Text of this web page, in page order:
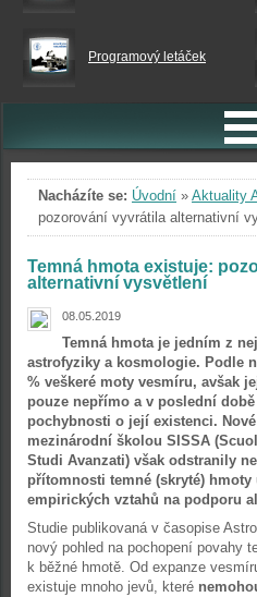
Programový letáček
Nacházíte se: Úvodní » Aktuality
pozorování vyvrátila alternativní
Temná hmota existuje:
alternativní vysvětlení
08.05.2019
Temná hmota je jedním z
astrofyziky a kosmologie. Podle
% veškeré moty vesmíru, avšak
pouze nepřímo a v poslední
pochybnosti o její existenci.
mezinárodní školou SISSA
Studi Avanzati) však odstranily
přítomnosti temné (skryté)
empirických vztahů na podporu
Studie publikovaná v časopise
nový pohled na pochopení povahy
k běžné hmotě. Od expanze
existuje mnoho jevů, které